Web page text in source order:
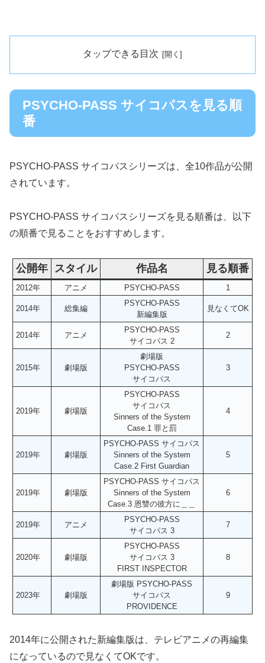
タップできる目次
PSYCHO-PASS サイコパスを見る順
番
PSYCHO-PASS サイコパスシリーズは、全10作品が公開
されています。
PSYCHO-PASS サイコパスシリーズを見る順番は、以下
の順番で見ることをおすすめします。
公開年 スタイル 作品名 見る順番
2012年 アニメ PSYCHO-PASS 1
2014年 総集編
PSYCHO-PASS
新編集版
見なくてOK
2014年 アニメ
PSYCHO-PASS
サイコパス 2
2
2015年 劇場版
劇場版
PSYCHO-PASS
サイコパス
3
2019年 劇場版
PSYCHO-PASS
サイコパス
Sinners of the System
Case.1 罪と罰
4
2019年 劇場版
PSYCHO-PASS サイコパス
Sinners of the System
Case.2 First Guardian
5
2019年 劇場版
PSYCHO-PASS サイコパス
Sinners of the System
Case.3 恩讐の彼方に＿＿
6
2019年 アニメ
PSYCHO-PASS
サイコパス 3
7
2020年 劇場版
PSYCHO-PASS
サイコパス 3
FIRST INSPECTOR
8
2023年 劇場版
劇場版 PSYCHO-PASS
サイコパス
PROVIDENCE
9
2014年に公開された新編集版は、テレビアニメの再編集
になっているので見なくてOKです。